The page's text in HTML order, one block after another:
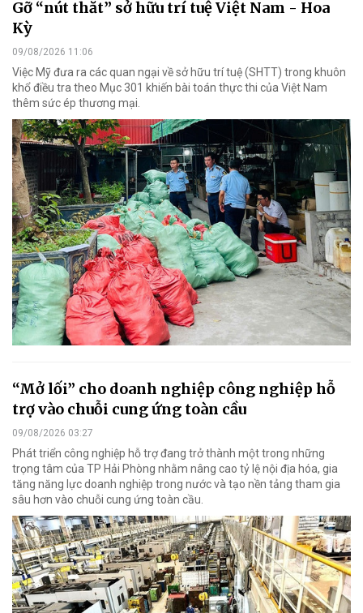
Gỡ “nút thắt” sở hữu trí tuệ Việt Nam - Hoa
Kỳ
09/08/2026 11:06
Việc Mỹ đưa ra các quan ngại về sở hữu trí tuệ (SHTT) trong khuôn
khổ điều tra theo Mục 301 khiến bài toán thực thi của Việt Nam
thêm sức ép thương mại.
“Mở lối” cho doanh nghiệp công nghiệp hỗ
trợ vào chuỗi cung ứng toàn cầu
09/08/2026 03:27
Phát triển công nghiệp hỗ trợ đang trở thành một trong những
trọng tâm của TP Hải Phòng nhằm nâng cao tỷ lệ nội địa hóa, gia
tăng năng lực doanh nghiệp trong nước và tạo nền tảng tham gia
sâu hơn vào chuỗi cung ứng toàn cầu.